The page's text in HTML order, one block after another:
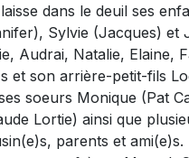
dans le deuil ses
Sylvie (Jacques) et
Audrai, Natalie, Elaine,
et son arrière-petit-fils
soeurs Monique (Pat
Lortie) ainsi que
parents et